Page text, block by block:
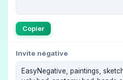
Copier
Invite négative